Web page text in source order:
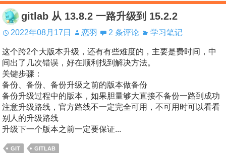
gitlab 从 13.8.2 一路升级到 15.2.2
2022年08月17日 恋羽 2 条评论 学习笔记
这个跨2个大版本升级，还有有些难度的，主要是费时间，中
间出了几次错误，好在顺利找到解决方法。
关键步骤：
备份、备份、备份升级之前的版本做备份
备份升级过程中的版本，如果胆量够大直接不备份一路到成功
注意升级路线，官方路线不一定完全可用，不可用时可以看看
别人的升级路线
升级下一个版本之前一定要保证...
GIT GITLAB